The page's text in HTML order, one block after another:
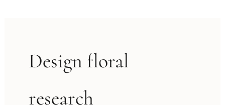
Design floral
research